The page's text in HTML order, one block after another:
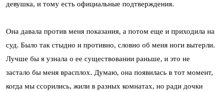
девушка, и тому есть официальные подтверждения.
Она давала против меня показания, а потом еще и приходила на
суд. Было так стыдно и противно, словно об меня ноги вытерли.
Лучше бы я узнала о ее существовании раньше, и это не
застало бы меня врасплох. Думаю, она появилась в тот момент,
когда мы ссорились, жили в разных комнатах, но ради дочки